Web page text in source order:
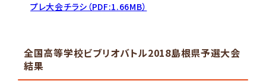
プレ大会チラシ（PDF:1.66MB）
全国高等学校ビブリオバトル2018島根県予選大会
結果